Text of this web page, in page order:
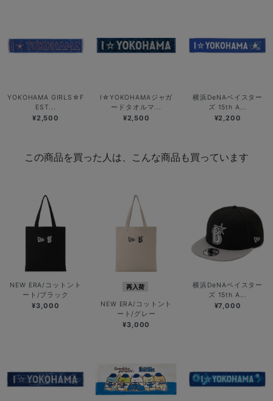
YOKOHAMA GIRLS☆F
EST...
¥2,500
I☆YOKOHAMAジャガ
ードタオルマ...
¥2,500
横浜DeNAベイスター
ズ 15th A...
¥2,200
この商品を買った人は、こんな商品も買っています
NEW ERA/コットント
ート/ブラック
¥3,000
再入荷
NEW ERA/コットント
ート/グレー
¥3,000
横浜DeNAベイスター
ズ 15th A...
¥7,000